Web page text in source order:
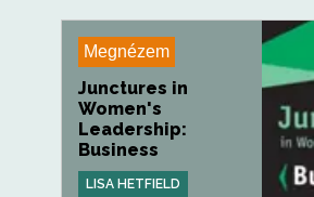
Megnézem
Junctures in
Women's
Leadership:
Business
LISA HETFIELD